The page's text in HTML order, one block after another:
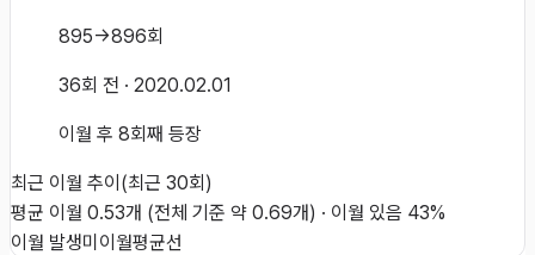
895→896회
36회 전 · 2020.02.01
이월 후 8회째 등장
최근 이월 추이 (최근 30회)
평균 이월 0.53개 (전체 기준 약 0.69개) · 이월 있음 43%
이월 발생미이월평균선